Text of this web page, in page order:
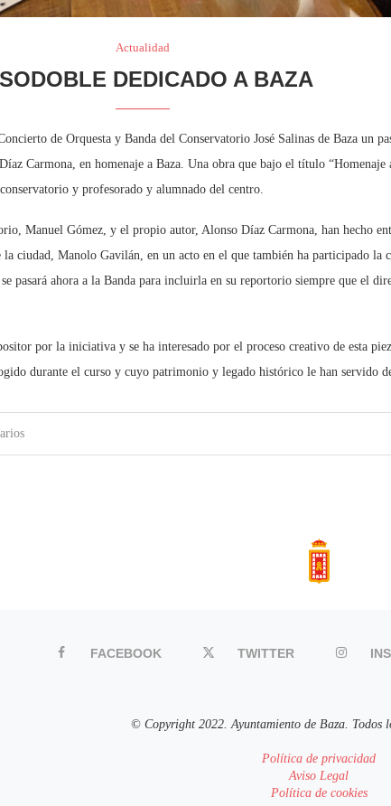
Actualidad
DEDICADO A BAZA
de Orquesta y Banda del Conservatorio José Salinas de Baza un
Carmona, en homenaje a Baza. Una obra que bajo el título “Homenaje
y profesorado y alumnado del centro.
Manuel Gómez, y el propio autor, Alonso Díaz Carmona, han hecho
ciudad, Manolo Gavilán, en un acto en el que también ha participado la
pasará ahora a la Banda para incluirla en su reportorio siempre que el
por la iniciativa y se ha interesado por el proceso creativo de esta
durante el curso y cuyo patrimonio y legado histórico le han servido
FACEBOOK TWITTER
© Copyright 2022. Ayuntamiento de Baza. Todos
Política de privacidad
Aviso Legal
Política de cookies